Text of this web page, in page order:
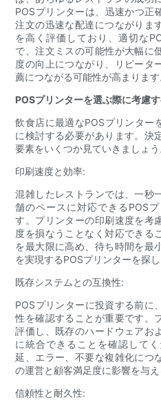
POSプリンターは、迅速かつ正
注文の迅速な配達につながりま
を高く評価しており、適切な
で、注文ミスの可能性が大幅に
度の向上につながり、リピータ
薦につながる可能性が高まります
POSプリンターを選ぶ際に考慮
飲食店に最適なPOSプリンター
に検討する必要があります。決
要素をいくつか見ていきましょう
印刷速度と効率:
混雑したレストランでは、一秒
舗のペースに対応できるPOS
す。プリンターの印刷速度を考
度を損なうことなく対応できる
を最大限に高め、待ち時間を最
を実現するPOSプリンターを探し
既存システムとの互換性:
POSプリンターに投資する前に
性を確認することが重要です。
評価し、既存のハードウェアお
に統合できることを確認して
延、エラー、不要な複雑化につ
の運営と顧客満足度に影響を与え
信頼性と耐久性: